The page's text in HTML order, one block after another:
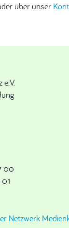
über unser
00
Netzwerk